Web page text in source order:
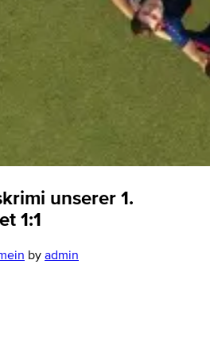
unserer 1.
1:1
byadmin